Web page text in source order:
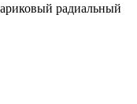
радиальный